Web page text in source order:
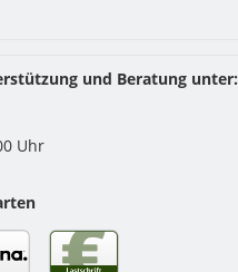
und Beratung unter:
Uhr